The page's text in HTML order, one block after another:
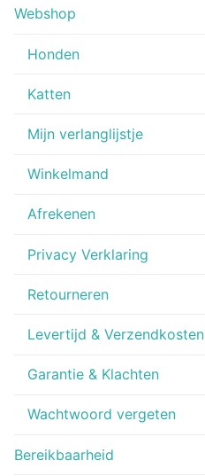
Webshop
Honden
Katten
Mijn verlanglijstje
Winkelmand
Afrekenen
Privacy Verklaring
Retourneren
Levertijd & Verzendkosten
Garantie & Klachten
Wachtwoord vergeten
Bereikbaarheid